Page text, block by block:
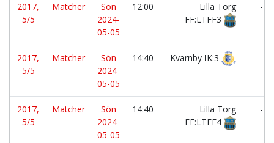
2017,
5/5
Matcher
Sön
2024-
05-05
12:00
Lilla Torg
FF:LTFF3
-
2017,
5/5
Matcher
Sön
2024-
05-05
14:40 Kvarnby IK:3 -
2017,
5/5
Matcher
Sön
2024-
05-05
14:40
Lilla Torg
FF:LTFF4
-